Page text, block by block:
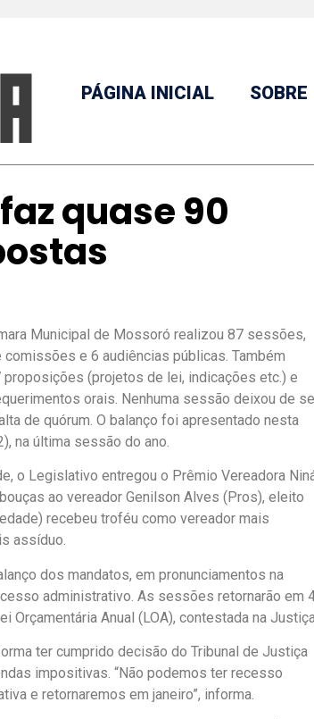
PÁGINA INICIAL SOBRE
quase 90
Municipal de Mossoró realizou 87 sessões,
comissões e 6 audiências públicas. Também
proposições (projetos de lei, indicações etc.) e
orais. Nenhuma sessão deixou de
de quórum. O balanço foi apresentado nesta
na última sessão do ano.
o Legislativo entregou o Prêmio Vereadora
ao vereador Genilson Alves (Pros), eleito
recebeu troféu como vereador mais
assíduo.
dos mandatos, em pronunciamentos na
administrativo. As sessões retornarão em
Anual (LOA), contestada na Justiça.
ter cumprido decisão do Tribunal de Justiça
impositivas. “Não podemos ter recesso
e retornaremos em janeiro”, informa.